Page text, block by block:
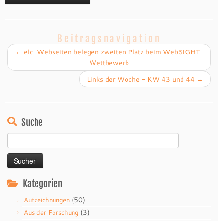
Beitragsnavigation
← elc-Webseiten belegen zweiten Platz beim WebSIGHT-
Wettbewerb
Links der Woche – KW 43 und 44 →
Suche
nach:
Kategorien
Aufzeichnungen (50)
Aus der Forschung (3)